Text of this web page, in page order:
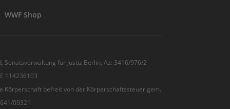
WWF Shop
Senatsverwaltung für Justiz Berlin, Az: 3416/976/2
114236103
Körperschaft befreit von der Körperschaftssteuer gem.
09321